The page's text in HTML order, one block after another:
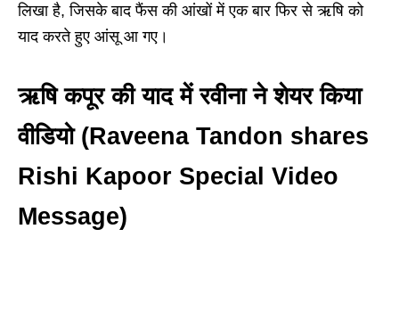
लिखा है, जिसके बाद फैंस की आंखों में एक बार फिर से ऋषि को
याद करते हुए आंसू आ गए।
ऋषि कपूर की याद में रवीना ने शेयर किया
वीडियो (Raveena Tandon shares
Rishi Kapoor Special Video
Message)